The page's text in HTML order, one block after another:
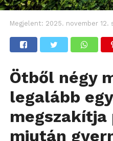
Megjelent: 2025. november 12.
Ötből négy
legalább
miután